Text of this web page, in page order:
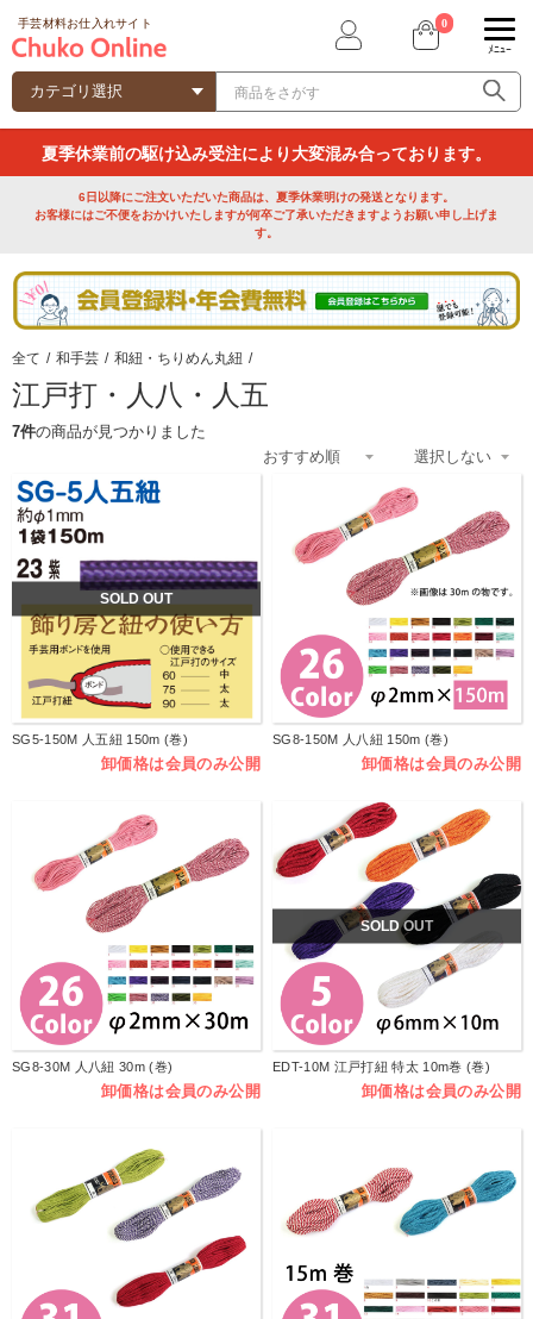
手芸材料お仕入れサイト 0
ﾒﾆｭｰ
夏季休業前の駆け込み受注により大変混み合っております。
6日以降にご注文いただいた商品は、夏季休業明けの発送となります。
お客様にはご不便をおかけいたしますが何卒ご了承いただきますようお願い申し上げま
す。
全て / 和手芸 / 和紐・ちりめん丸紐 /
江戸打・人八・人五
7件の商品が見つかりました
SOLD OUT
SG5-150M 人五紐 150m (巻)
卸価格は会員のみ公開
SG8-150M 人八紐 150m (巻)
卸価格は会員のみ公開
SG8-30M 人八紐 30m (巻)
卸価格は会員のみ公開
SOLD OUT
EDT-10M 江戸打紐 特太 10m巻 (巻)
卸価格は会員のみ公開